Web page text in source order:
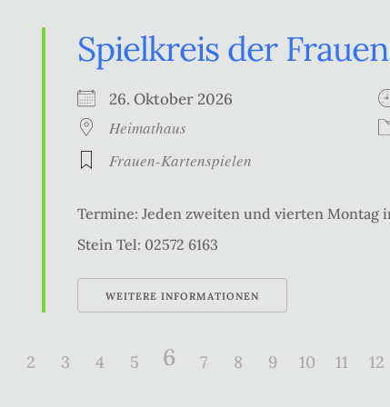
Spielkreis der Frauen
26. Oktober 2026
Heimathaus
Frauen-Kartenspielen
Termine: Jeden zweiten und vierten Montag
Stein Tel: 02572 6163
WEITERE INFORMATIONEN
2 3 4 5 6 7 8 9 10 11 12